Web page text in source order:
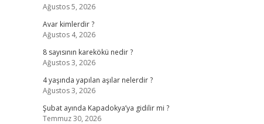
Ağustos 5, 2026
Avar kimlerdir ?
Ağustos 4, 2026
8 sayısının karekökü nedir ?
Ağustos 3, 2026
4 yaşında yapılan aşılar nelerdir ?
Ağustos 3, 2026
Şubat ayında Kapadokya’ya gidilir mi ?
Temmuz 30, 2026